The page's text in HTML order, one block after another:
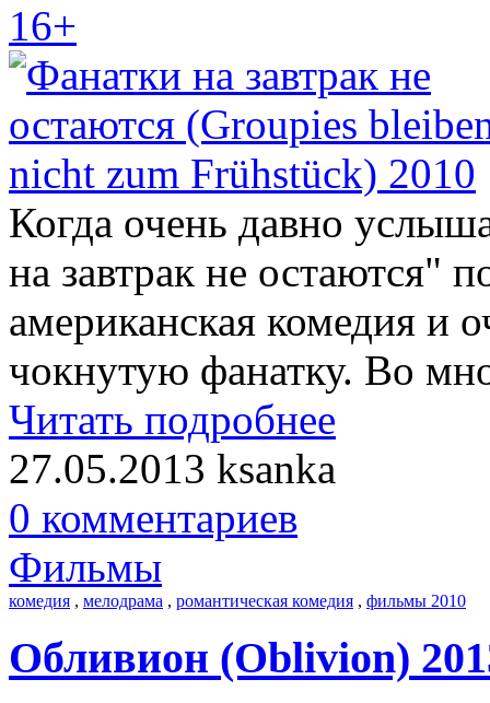
16+
Когда очень давно
на завтрак не остаются"
американская комедия и
чокнутую фанатку. Во
Читать подробнее
27.05.2013 ksanka
0 комментариев
Фильмы
комедия , мелодрама , романтическая комедия , фильмы 2010
Обливион (Oblivion)